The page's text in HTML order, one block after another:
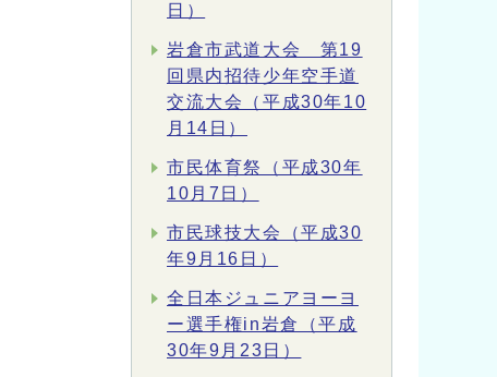
日）
岩倉市武道大会 第19
回県内招待少年空手道
交流大会（平成30年10
月14日）
市民体育祭（平成30年
10月7日）
市民球技大会（平成30
年9月16日）
全日本ジュニアヨーヨ
ー選手権in岩倉（平成
30年9月23日）